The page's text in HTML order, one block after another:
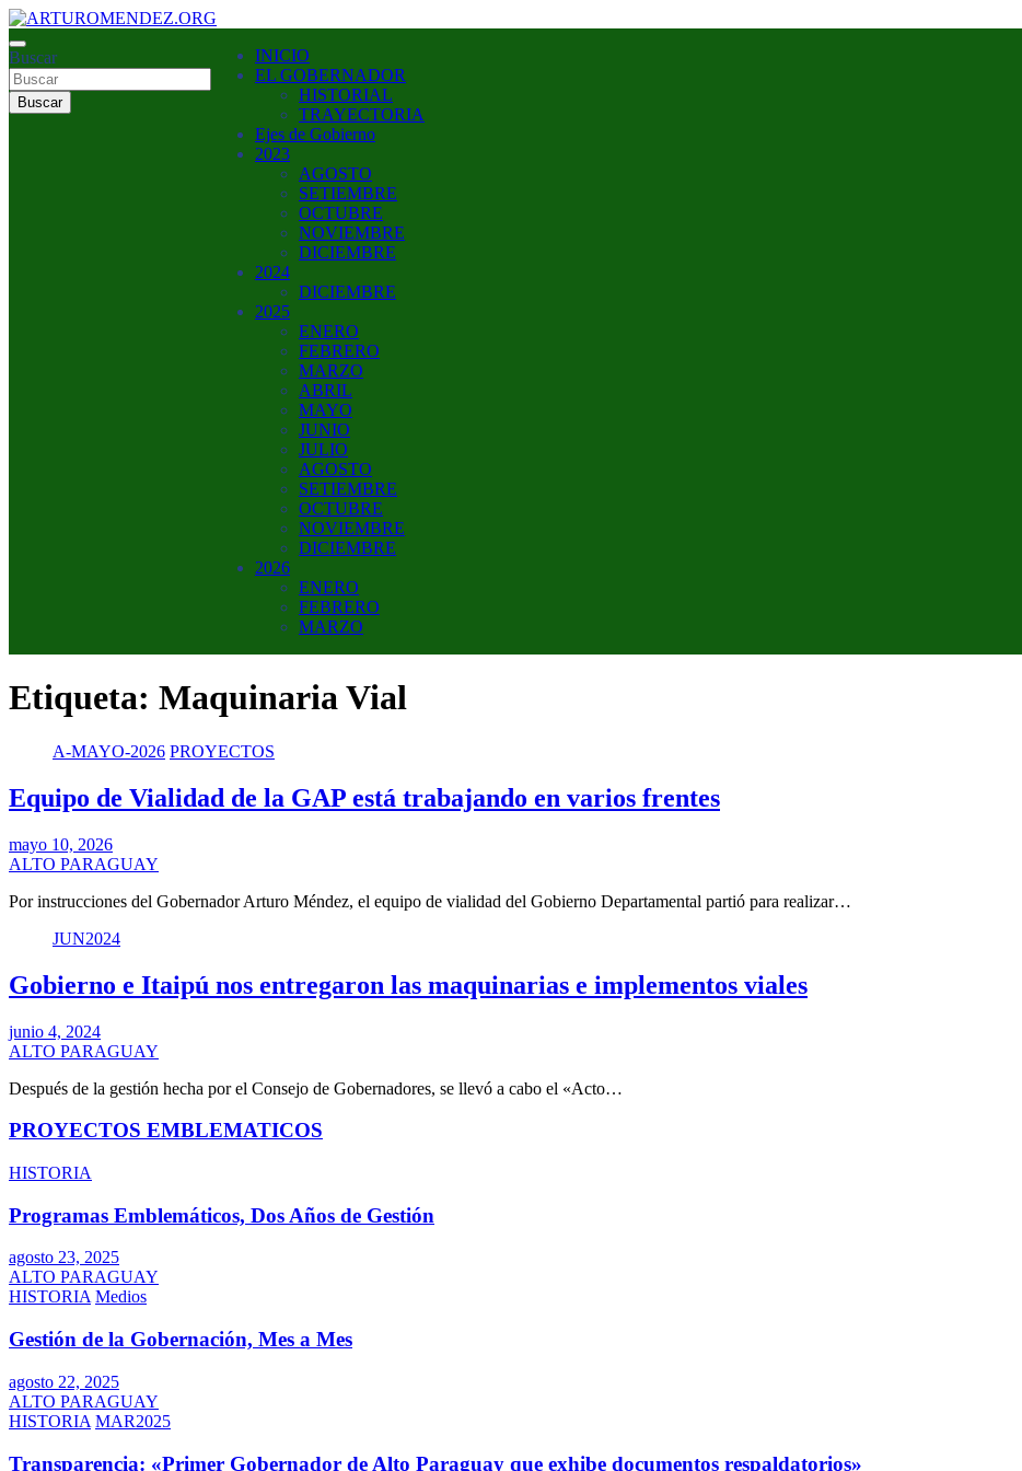
Saltar
al
contenido
ARTUROMENDEZ.ORG
ARTURO MENDEZ GOBERNADOR 2023
Buscar
Buscar
INICIO
EL GOBERNADOR
HISTORIAL
TRAYECTORIA
Ejes de Gobierno
2023
AGOSTO
SETIEMBRE
OCTUBRE
NOVIEMBRE
DICIEMBRE
2024
DICIEMBRE
2025
ENERO
FEBRERO
MARZO
ABRIL
MAYO
JUNIO
JULIO
AGOSTO
SETIEMBRE
OCTUBRE
NOVIEMBRE
DICIEMBRE
2026
ENERO
FEBRERO
MARZO
Etiqueta: Maquinaria Vial
A-MAYO-2026 PROYECTOS
Equipo de Vialidad de la GAP está trabajando en varios frentes
mayo 10, 2026
ALTO PARAGUAY
Por instrucciones del Gobernador Arturo Méndez, el equipo de vialidad del Gobierno Departamental partió para realizar…
JUN2024
Gobierno e Itaipú nos entregaron las maquinarias e implementos viales
junio 4, 2024
ALTO PARAGUAY
Después de la gestión hecha por el Consejo de Gobernadores, se llevó a cabo el «Acto…
PROYECTOS EMBLEMATICOS
HISTORIA
Programas Emblemáticos, Dos Años de Gestión
agosto 23, 2025
ALTO PARAGUAY
HISTORIA Medios
Gestión de la Gobernación, Mes a Mes
agosto 22, 2025
ALTO PARAGUAY
HISTORIA MAR2025
Transparencia: «Primer Gobernador de Alto Paraguay que exhibe documentos respaldatorios»